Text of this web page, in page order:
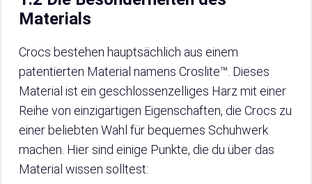
Materials
Crocs bestehen hauptsächlich aus einem
patentierten Material namens Croslite™. Dieses
Material ist ein geschlossenzelliges Harz mit einer
Reihe von einzigartigen Eigenschaften, die Crocs zu
einer beliebten Wahl für bequemes Schuhwerk
machen. Hier sind einige Punkte, die du über das
Material wissen solltest: